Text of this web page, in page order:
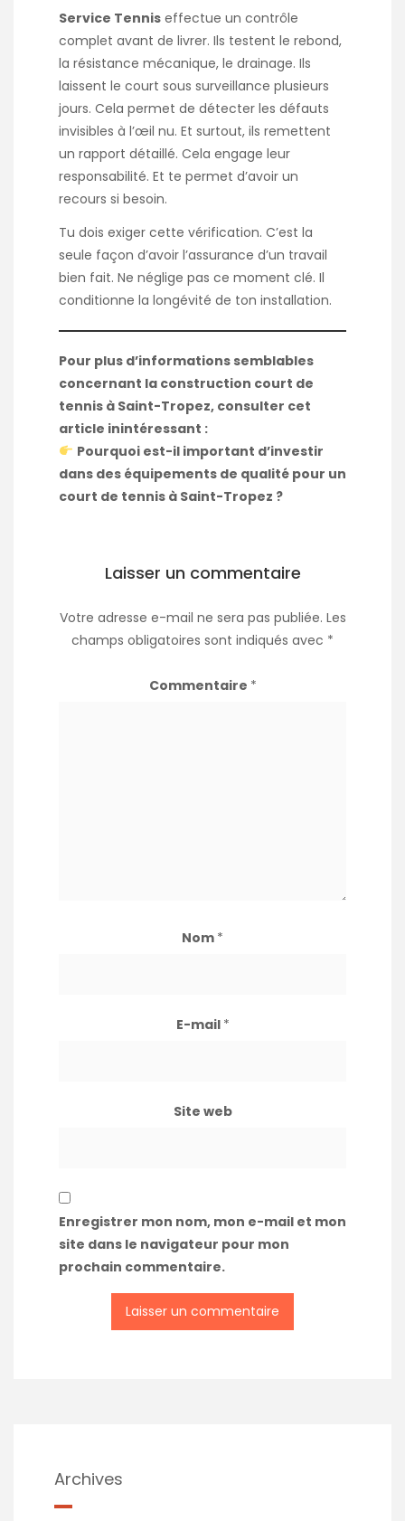
Service Tennis effectue un contrôle
complet avant de livrer. Ils testent le rebond,
la résistance mécanique, le drainage. Ils
laissent le court sous surveillance plusieurs
jours. Cela permet de détecter les défauts
invisibles à l’œil nu. Et surtout, ils remettent
un rapport détaillé. Cela engage leur
responsabilité. Et te permet d’avoir un
recours si besoin.
Tu dois exiger cette vérification. C’est la
seule façon d’avoir l’assurance d’un travail
bien fait. Ne néglige pas ce moment clé. Il
conditionne la longévité de ton installation.
Pour plus d’informations semblables
concernant la construction court de
tennis à Saint-Tropez, consulter cet
article inintéressant :
Pourquoi est-il important d’investir
dans des équipements de qualité pour un
court de tennis à Saint-Tropez ?
Laisser un commentaire
Votre adresse e-mail ne sera pas publiée. Les
champs obligatoires sont indiqués avec *
Commentaire *
Nom *
E-mail *
Site web
Enregistrer mon nom, mon e-mail et mon
site dans le navigateur pour mon
prochain commentaire.
t
i
v
Archives